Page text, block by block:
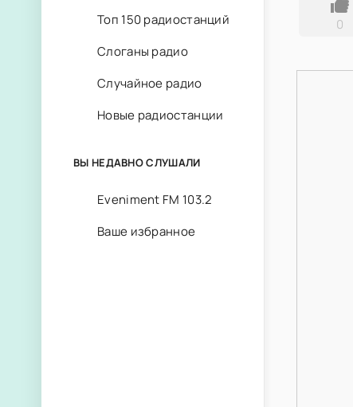
0
Топ 150 радиостанций
Слоганы радио
Случайное радио
Новые радиостанции
ВЫ НЕДАВНО СЛУШАЛИ
Eveniment FM 103.2
Ваше избранное